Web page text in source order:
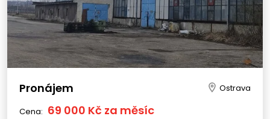
Pronájem Ostrava
Cena: 69 000 Kč za měsíc